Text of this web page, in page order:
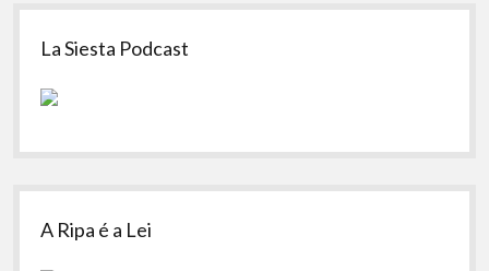
Sidebar
La Siesta Podcast
A Ripa é a Lei